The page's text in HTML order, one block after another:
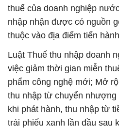
thuế của doanh nghiệp
nhập nhận được có nguồn
thuộc vào địa điểm tiến
Luật Thuế thu nhập doanh
việc giảm thời gian miễn
phẩm công nghệ mới; Mở
thu nhập từ chuyển
khi phát hành, thu nhập từ
trái phiếu xanh lần đầu sau